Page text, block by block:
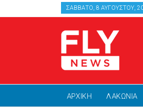
ΣΆΒΒΑΤΟ, 8 ΑΥΓΟΎΣΤΟΥ,
ΑΡΧΙΚΗ ΛΑΚΩΝΙΑ